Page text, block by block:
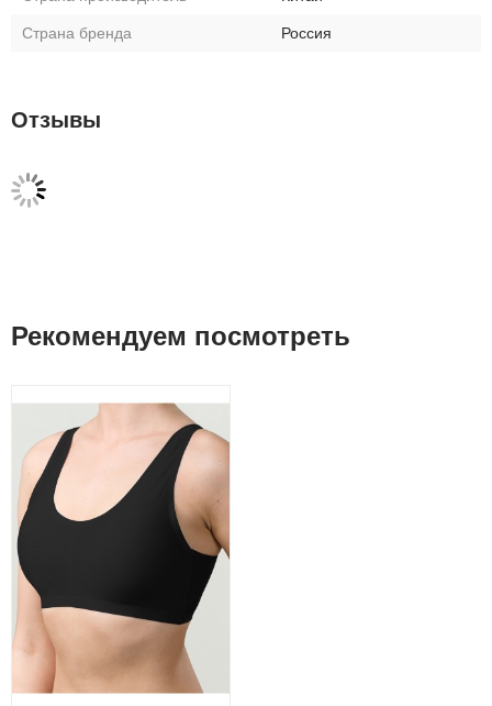
Страна бренда Россия
Отзывы
Рекомендуем посмотреть